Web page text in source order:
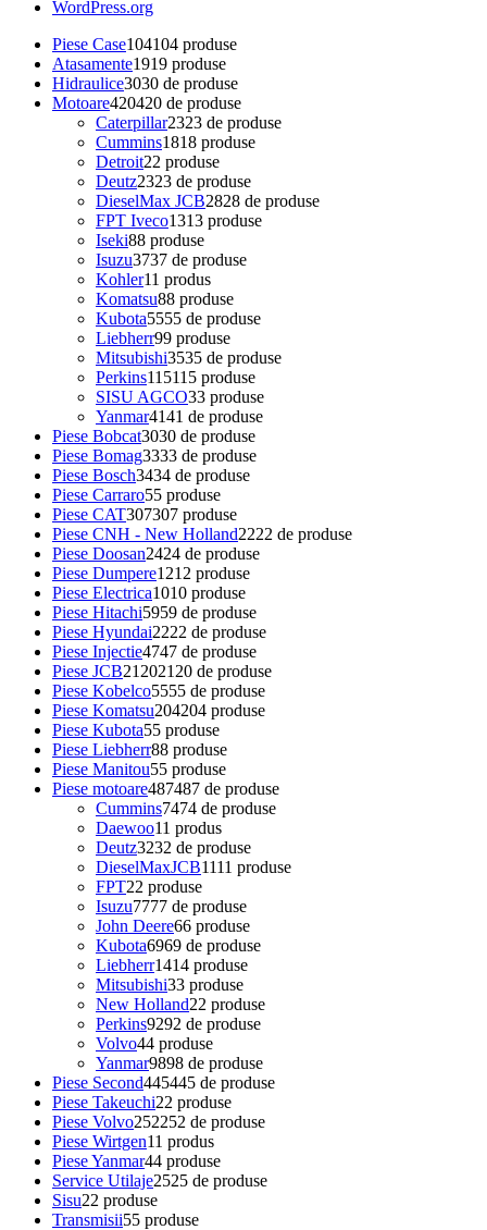
WordPress.org
Piese Case104104 produse
Atasamente1919 produse
Hidraulice3030 de produse
Motoare420420 de produse
Caterpillar2323 de produse
Cummins1818 produse
Detroit22 produse
Deutz2323 de produse
DieselMax JCB2828 de produse
FPT Iveco1313 produse
Iseki88 produse
Isuzu3737 de produse
Kohler11 produs
Komatsu88 produse
Kubota5555 de produse
Liebherr99 produse
Mitsubishi3535 de produse
Perkins115115 produse
SISU AGCO33 produse
Yanmar4141 de produse
Piese Bobcat3030 de produse
Piese Bomag3333 de produse
Piese Bosch3434 de produse
Piese Carraro55 produse
Piese CAT307307 produse
Piese CNH - New Holland2222 de produse
Piese Doosan2424 de produse
Piese Dumpere1212 produse
Piese Electrica1010 produse
Piese Hitachi5959 de produse
Piese Hyundai2222 de produse
Piese Injectie4747 de produse
Piese JCB21202120 de produse
Piese Kobelco5555 de produse
Piese Komatsu204204 produse
Piese Kubota55 produse
Piese Liebherr88 produse
Piese Manitou55 produse
Piese motoare487487 de produse
Cummins7474 de produse
Daewoo11 produs
Deutz3232 de produse
DieselMaxJCB1111 produse
FPT22 produse
Isuzu7777 de produse
John Deere66 produse
Kubota6969 de produse
Liebherr1414 produse
Mitsubishi33 produse
New Holland22 produse
Perkins9292 de produse
Volvo44 produse
Yanmar9898 de produse
Piese Second445445 de produse
Piese Takeuchi22 produse
Piese Volvo252252 de produse
Piese Wirtgen11 produs
Piese Yanmar44 produse
Service Utilaje2525 de produse
Sisu22 produse
Transmisii55 produse